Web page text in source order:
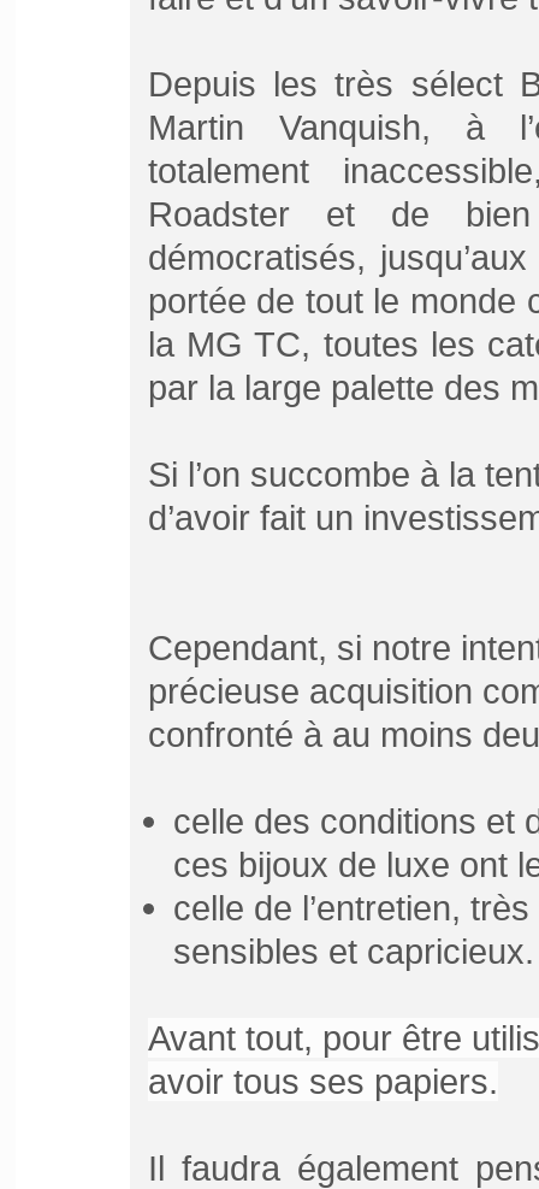
Depuis les très sélect
Martin Vanquish, à
totalement
Roadster et de
démocratisés,
portée de tout le monde
la MG TC, toutes les
par la large palette des
Si l’on succombe à la
d’avoir fait un
Cependant, si notre
précieuse acquisition
confronté à au moins
celle des conditions et
ces bijoux de luxe ont
celle de l’entretien,
sensibles et capricieux.
Avant tout, pour être
avoir tous ses papiers.
Il faudra également